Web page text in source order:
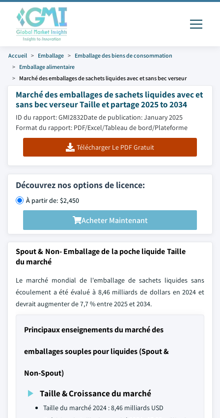
Accueil Emballage
Emballage des biens de consommation
Emballage alimentaire
Marché des emballages de sachets liquides avec et sans bec verseur
Marché des emballages de sachets liquides avec et
sans bec verseur Taille et partage 2025 to 2034
ID du rapport: GMI2832Date de publication: January 2025
Format du rapport: PDF/Excel/Tableau de bord/Plateforme
Télécharger Le PDF Gratuit
Découvrez nos options de licence:
À partir de: $2,450
Acheter Maintenant
Spout & Non- Emballage de la poche liquide Taille
du marché
Le marché mondial de l'emballage de sachets liquides sans
écoulement a été évalué à 8,46 milliards de dollars en 2024 et
devrait augmenter de 7,7 % entre 2025 et 2034.
Principaux enseignements du marché des
emballages souples pour liquides (Spout &
Non-Spout)
Taille & Croissance du marché
Taille du marché 2024 : 8,46 milliards USD